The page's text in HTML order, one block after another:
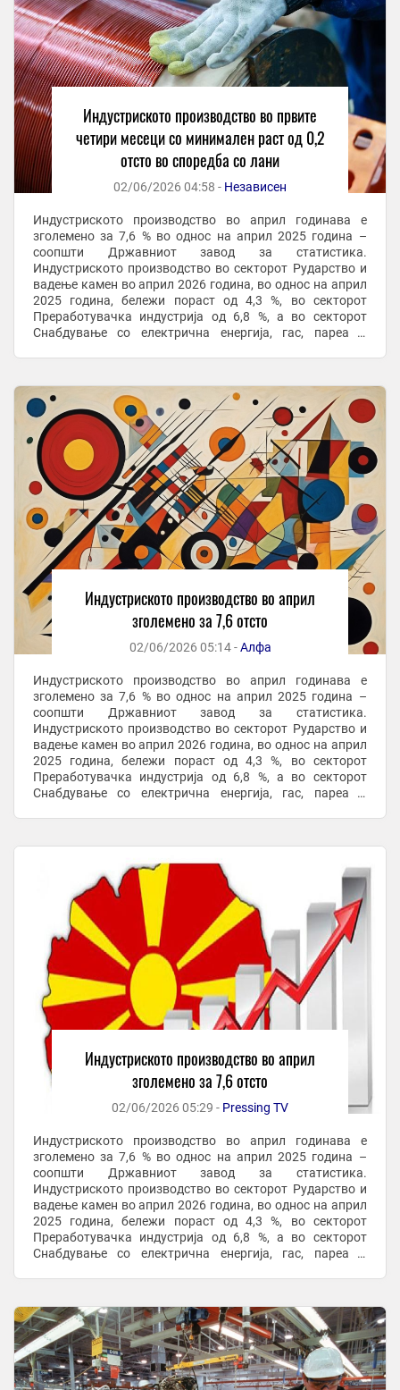
Индустриското производство во првите
четири месеци со минимален раст од 0,2
отсто во споредба со лани
02/06/2026 04:58 - Независен
Индустриското производство во април годинава е
зголемено за 7,6 % во однос на април 2025 година –
соопшти Државниот завод за статистика.
Индустриското производство во секторот Рударство и
вадење камен во април 2026 година, во однос на април
2025 година, бележи пораст од 4,3 %, во секторот
Преработувачка индустрија од 6,8 %, а во секторот
Снабдување со електрична енергија, гас, пареа и
Индустриското производство во април
зголемено за 7,6 отсто
02/06/2026 05:14 -Алфа
Индустриското производство во април годинава е
зголемено за 7,6 % во однос на април 2025 година –
соопшти Државниот завод за статистика.
Индустриското производство во секторот Рударство и
вадење камен во април 2026 година, во однос на април
2025 година, бележи пораст од 4,3 %, во секторот
Преработувачка индустрија од 6,8 %, а во секторот
Снабдување со електрична енергија, гас, пареа и
Индустриското производство во април
зголемено за 7,6 отсто
02/06/2026 05:29 - Pressing TV
Индустриското производство во април годинава е
зголемено за 7,6 % во однос на април 2025 година –
соопшти Државниот завод за статистика.
Индустриското производство во секторот Рударство и
вадење камен во април 2026 година, во однос на април
2025 година, бележи пораст од 4,3 %, во секторот
Преработувачка индустрија од 6,8 %, а во секторот
Снабдување со електрична енергија, гас, пареа и